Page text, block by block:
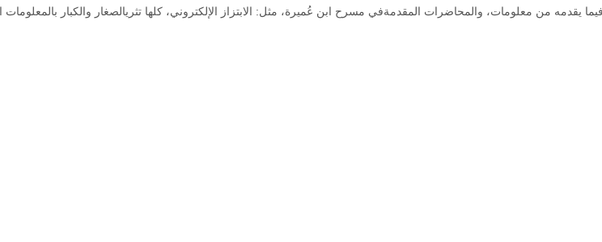
يقدمه من معلومات، والمحاضرات المقدمةفي مسرح ابن عُميرة، مثل: الابتزاز الإلكتروني، كلها تثريالصغار والكبار بالمعلومات